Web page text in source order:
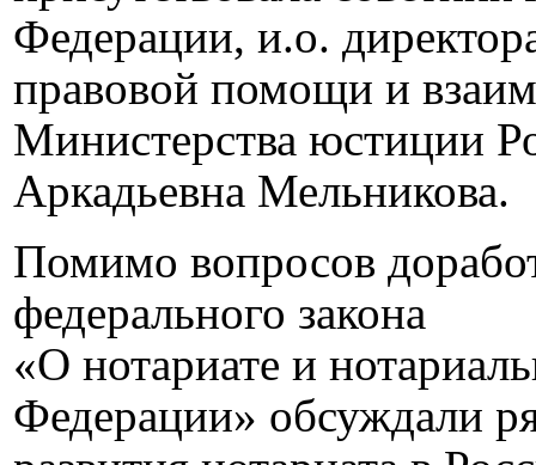
Федерации, и.о.
правовой помощи и
Министерства юстиции
Аркадьевна Мельникова.
Помимо вопросов
федерального закона
«О нотариате и
Федерации» обсуждали